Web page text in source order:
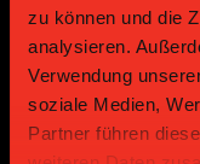
zu können und die
analysieren.
Verwendung
soziale Medien,
Partner führen
Bronze Partner